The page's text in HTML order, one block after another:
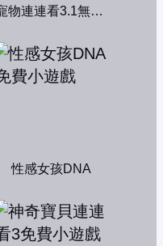
寵物連連看3.1無敵版
性感女孩DNA